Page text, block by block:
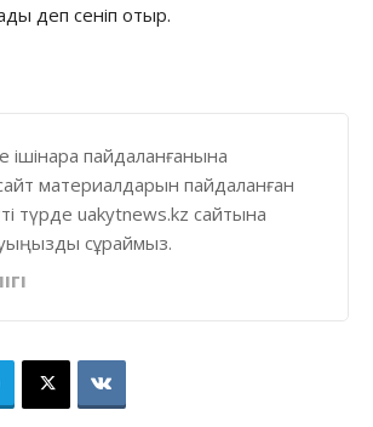
деп сеніп отыр.
ішінара пайдаланғанына
материалдарын пайдаланған
түрде uakytnews.kz сайтына
сұраймыз.